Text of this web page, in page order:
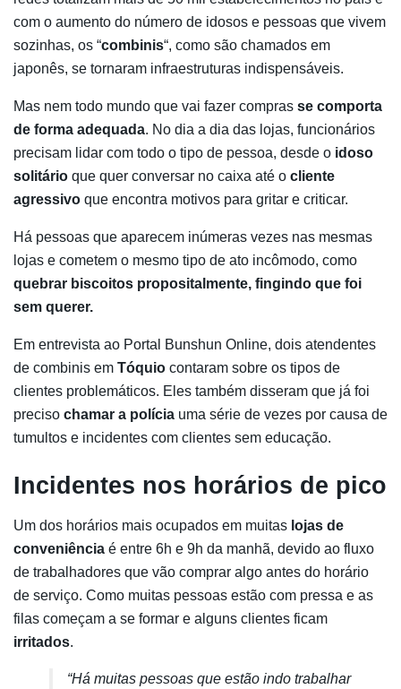
com o aumento do número de idosos e pessoas que vivem
sozinhas, os “combinis“, como são chamados em
japonês, se tornaram infraestruturas indispensáveis.
Mas nem todo mundo que vai fazer compras se comporta
de forma adequada. No dia a dia das lojas, funcionários
precisam lidar com todo o tipo de pessoa, desde o idoso
solitário que quer conversar no caixa até o cliente
agressivo que encontra motivos para gritar e criticar.
Há pessoas que aparecem inúmeras vezes nas mesmas
lojas e cometem o mesmo tipo de ato incômodo, como
quebrar biscoitos propositalmente, fingindo que foi
sem querer.
Em entrevista ao Portal Bunshun Online, dois atendentes
de combinis em Tóquio contaram sobre os tipos de
clientes problemáticos. Eles também disseram que já foi
preciso chamar a polícia uma série de vezes por causa de
tumultos e incidentes com clientes sem educação.
Incidentes nos horários de pico
Um dos horários mais ocupados em muitas lojas de
conveniência é entre 6h e 9h da manhã, devido ao fluxo
de trabalhadores que vão comprar algo antes do horário
de serviço. Como muitas pessoas estão com pressa e as
filas começam a se formar e alguns clientes ficam
irritados.
“Há muitas pessoas que estão indo trabalhar